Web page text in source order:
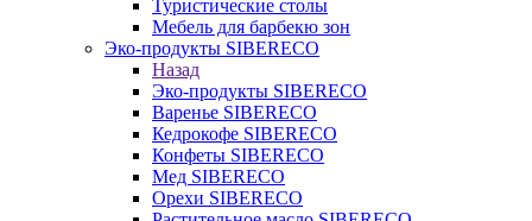
Туристические столы
Мебель для барбекю зон
Эко-продукты SIBERECO
Назад
Эко-продукты SIBERECO
Варенье SIBERECO
Кедрокофе SIBERECO
Конфеты SIBERECO
Мед SIBERECO
Орехи SIBERECO